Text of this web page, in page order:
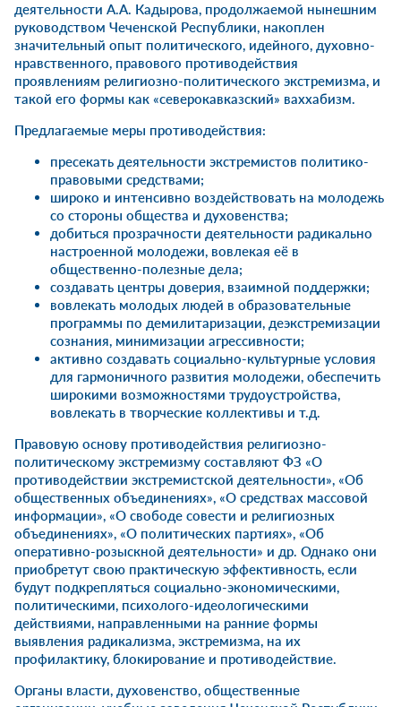
деятельности А.А. Кадырова, продолжаемой нынешним
руководством Чеченской Республики, накоплен
значительный опыт политического, идейного, духовно-
нравственного, правового противодействия
проявлениям религиозно-политического экстремизма, и
такой его формы как «северокавказский» ваххабизм.
Предлагаемые меры противодействия:
пресекать деятельности экстремистов политико-
правовыми средствами;
широко и интенсивно воздействовать на молодежь
со стороны общества и духовенства;
добиться прозрачности деятельности радикально
настроенной молодежи, вовлекая её в
общественно-полезные дела;
создавать центры доверия, взаимной поддержки;
вовлекать молодых людей в образовательные
программы по демилитаризации, деэкстремизации
сознания, минимизации агрессивности;
активно создавать социально-культурные условия
для гармоничного развития молодежи, обеспечить
широкими возможностями трудоустройства,
вовлекать в творческие коллективы и т.д.
Правовую основу противодействия религиозно-
политическому экстремизму составляют ФЗ «О
противодействии экстремистской деятельности», «Об
общественных объединениях», «О средствах массовой
информации», «О свободе совести и религиозных
объединениях», «О политических партиях», «Об
оперативно-розыскной деятельности» и др. Однако они
приобретут свою практическую эффективность, если
будут подкрепляться социально-экономическими,
политическими, психолого-идеологическими
действиями, направленными на ранние формы
выявления радикализма, экстремизма, на их
профилактику, блокирование и противодействие.
Органы власти, духовенство, общественные